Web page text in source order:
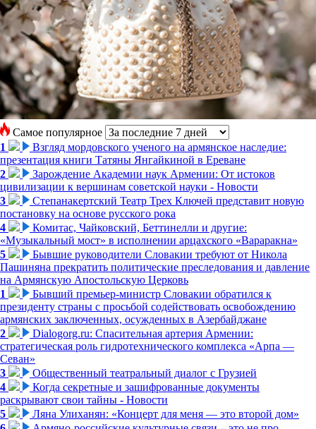
Самое популярное
1
Взгляд мордовского ученого на армянское наследие:
презентация книги Татяны Янгайкиной в Ереване
2
Зарождение Академии наук Армении: От истоков
цивилизации к вершинам советской науки - Новости
3
Степанакертский Театр Трех Ключей представит новую
постановку на основе русского рока
4
Комитас, Чайковский, Беттинелли и другие:
«Музыкальный мост» в исполнении арцахского «Вараракна»
5
Бывшие руководители Словакии требуют от Никола
Пашиняна прекратить политические преследования и давление
на Армянскую Апостольскую Церковь
1
Бывший премьер-министр Словакии обратился к
президенту страны с просьбой содействовать освобождению
армянских заключенных, осужденных в Азербайджане
2
Dialogorg.ru: Спасительная артерия Армении:
стратегическая роль гидротехнического комплекса «Арпа —
Севан»
3
Общественный театральный диалог с Грузией
4
Когда секретные и зашифрованные документы
раскрывают свои тайны - Новости
5
Ляна Улиханян: «Концерт для меня — это второй дом»